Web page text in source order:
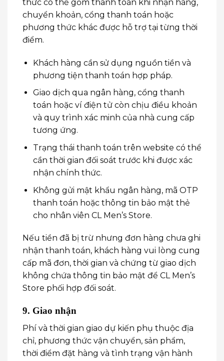
thức có thể gồm thanh toán khi nhận hàng,
chuyển khoản, cổng thanh toán hoặc
phương thức khác được hỗ trợ tại từng thời
điểm.
Khách hàng cần sử dụng nguồn tiền và
phương tiện thanh toán hợp pháp.
Giao dịch qua ngân hàng, cổng thanh
toán hoặc ví điện tử còn chịu điều khoản
và quy trình xác minh của nhà cung cấp
tương ứng.
Trạng thái thanh toán trên website có thể
cần thời gian đối soát trước khi được xác
nhận chính thức.
Không gửi mật khẩu ngân hàng, mã OTP
thanh toán hoặc thông tin bảo mật thẻ
cho nhân viên CL Men’s Store.
Nếu tiền đã bị trừ nhưng đơn hàng chưa ghi
nhận thanh toán, khách hàng vui lòng cung
cấp mã đơn, thời gian và chứng từ giao dịch
không chứa thông tin bảo mật để CL Men’s
Store phối hợp đối soát.
9. Giao nhận
Phí và thời gian giao dự kiến phụ thuộc địa
chỉ, phương thức vận chuyển, sản phẩm,
thời điểm đặt hàng và tình trạng vận hành